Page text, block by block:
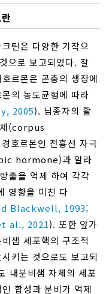
틴은 다양한 기작으
으로 보고되었다. 잘
르몬은 곤충의 생장에
의 농도균형에 따라
2005). 님종자의 활
체(corpus
호르몬인 전흉선 자극
hormone)과 알라
을 억제 하여 각각
영향을 미친 다
Blackwell, 1993;
al., 2021). 또한 앞가
샘 세포핵의 구조적
키는 것으로도 보고되
내분비샘 자체의 세포
합성과 분비가 억제